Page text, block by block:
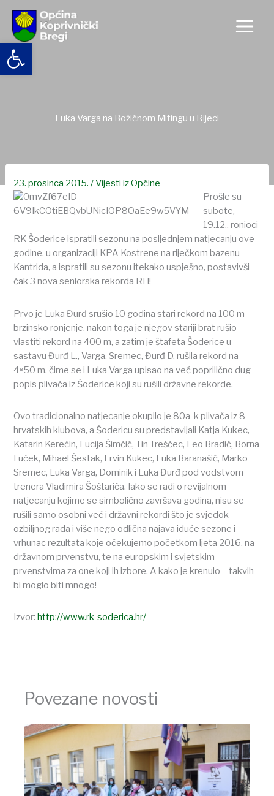
Open toolbar
content
Luka Varga na Božićnom Mitingu u Rijeci
23. prosinca 2015./Vijesti iz Općine
Prošle su
subote,
19.12., ronioci
RK Šoderice ispratili sezonu na posljednjem natjecanju ove
godine, u organizaciji KPA Kostrene na riječkom bazenu
Kantrida, a ispratili su sezonu itekako uspješno, postavivši
čak 3 nova seniorska rekorda RH!
Prvo je Luka Đurđ srušio 10 godina stari rekord na 100 m
brzinsko ronjenje, nakon toga je njegov stariji brat rušio
vlastiti rekord na 400 m, a zatim je štafeta Šoderice u
sastavu Đurđ L., Varga, Sremec, Đurđ D. rušila rekord na
4×50 m, čime se i Luka Varga upisao na već poprilično dug
popis plivača iz Šoderice koji su rušili državne rekorde.
Ovo tradicionalno natjecanje okupilo je 80a-k plivača iz 8
hrvatskih klubova, a Šodericu su predstavljali Katja Kukec,
Katarin Kerečin, Lucija Šimčić, Tin Treščec, Leo Bradić, Borna
Fuček, Mihael Šestak, Ervin Kukec, Luka Baranašić, Marko
Sremec, Luka Varga, Dominik i Luka Đurđ pod vodstvom
trenera Vladimira Šoštarića. Iako se radi o revijalnom
natjecanju kojime se simbolično završava godina, nisu se
rušili samo osobni već i državni rekordi što je svjedok
ozbiljnog rada i više nego odlična najava iduće sezone i
vrhunac rezultata koje očekujemo početkom ljeta 2016. na
državnom prvenstvu, te na europskim i svjetskim
prvenstvima za one koji ih izbore. A kako je krenulo – takvih
bi moglo biti mnogo!
Izvor:http://www.rk-soderica.hr/
Povezane novosti